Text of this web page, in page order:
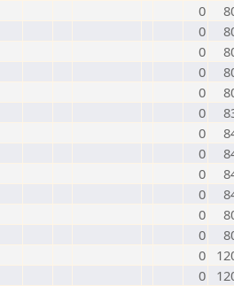
0
0
0
0
0
0
0
0
0
0
0
0
0
0